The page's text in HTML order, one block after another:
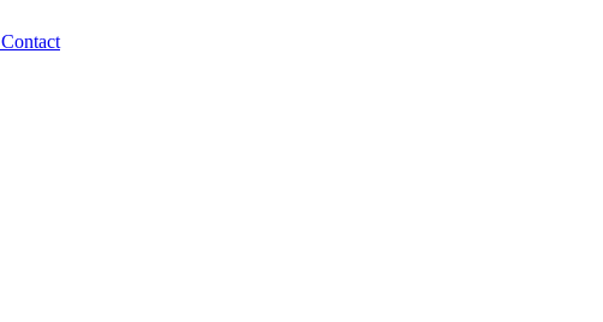
Contact